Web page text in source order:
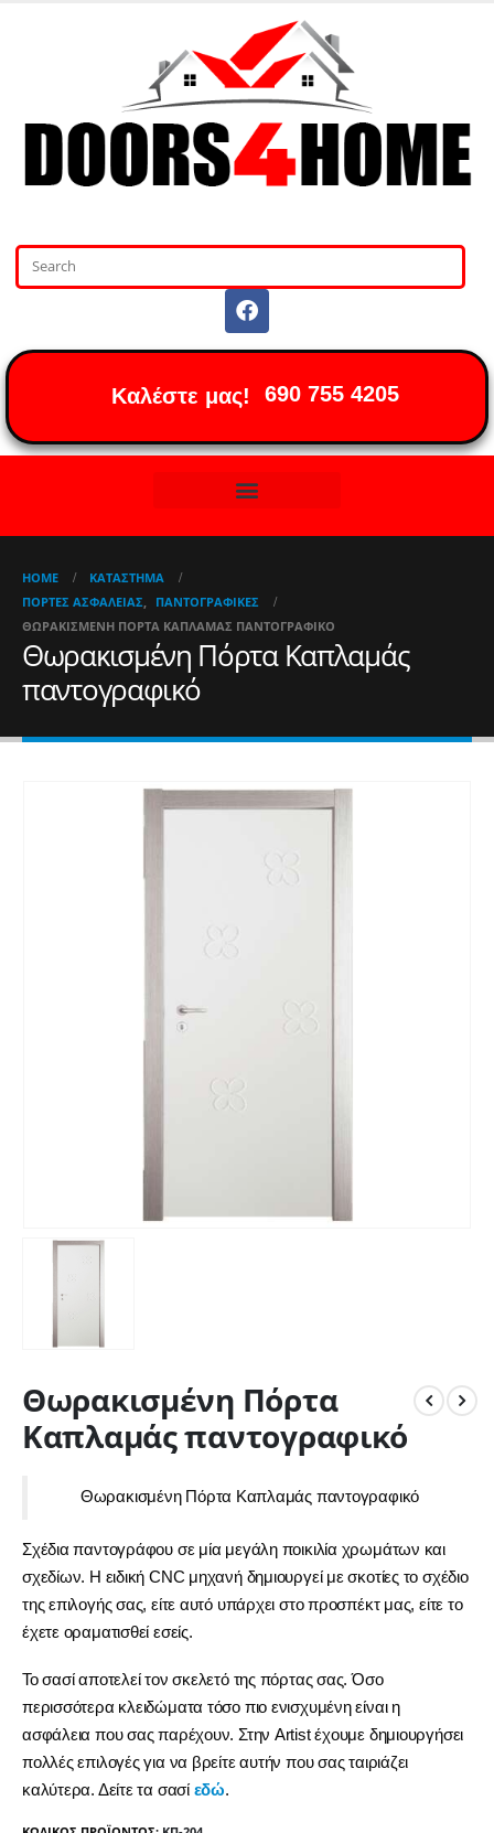
Καλέστε μας! 690 755 4205
HOME
ΚΑΤΆΣΤΗΜΑ
ΠΌΡΤΕΣ ΑΣΦΑΛΕΊΑΣ
ΠΑΝΤΟΓΡΑΦΙΚΈΣ
ΘΩΡΑΚΙΣΜΈΝΗ ΠΌΡΤΑ ΚΑΠΛΑΜΆΣ ΠΑΝΤΟΓΡΑΦΙΚΌ
Θωρακισμένη Πόρτα Καπλαμάς
παντογραφικό
Θωρακισμένη Πόρτα
Καπλαμάς παντογραφικό
Θωρακισμένη Πόρτα Καπλαμάς παντογραφικό
Σχέδια παντογράφου σε μία μεγάλη ποικιλία χρωμάτων και
σχεδίων. Η ειδική CNC μηχανή δημιουργεί με σκοτίες το σχέδιο
της επιλογής σας, είτε αυτό υπάρχει στο προσπέκτ μας, είτε το
έχετε οραματισθεί εσείς.
Το σασί αποτελεί τον σκελετό της πόρτας σας. Όσο
περισσότερα κλειδώματα τόσο πιο ενισχυμένη είναι η
ασφάλεια που σας παρέχουν. Στην Artist έχουμε δημιουργήσει
πολλές επιλογές για να βρείτε αυτήν που σας ταιριάζει
καλύτερα. Δείτε τα σασί εδώ.